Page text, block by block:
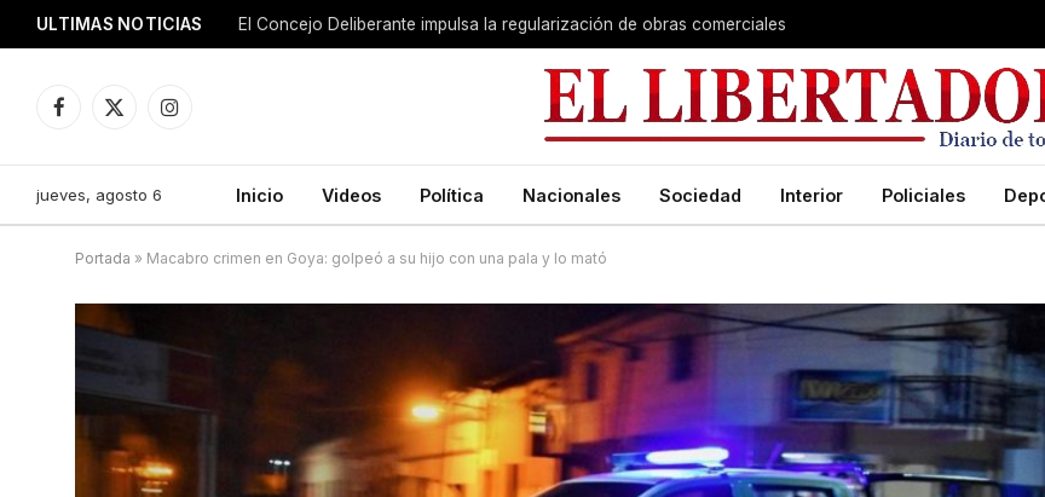
ULTIMAS NOTICIAS El Concejo Deliberante impulsa la regularización de obras comerciales
Facebook
X
Instagram
jueves, agosto 6 Inicio Videos Política Nacionales Sociedad Interior Policiales
Portada » Macabro crimen en Goya: golpeó a su hijo con una pala y lo mató